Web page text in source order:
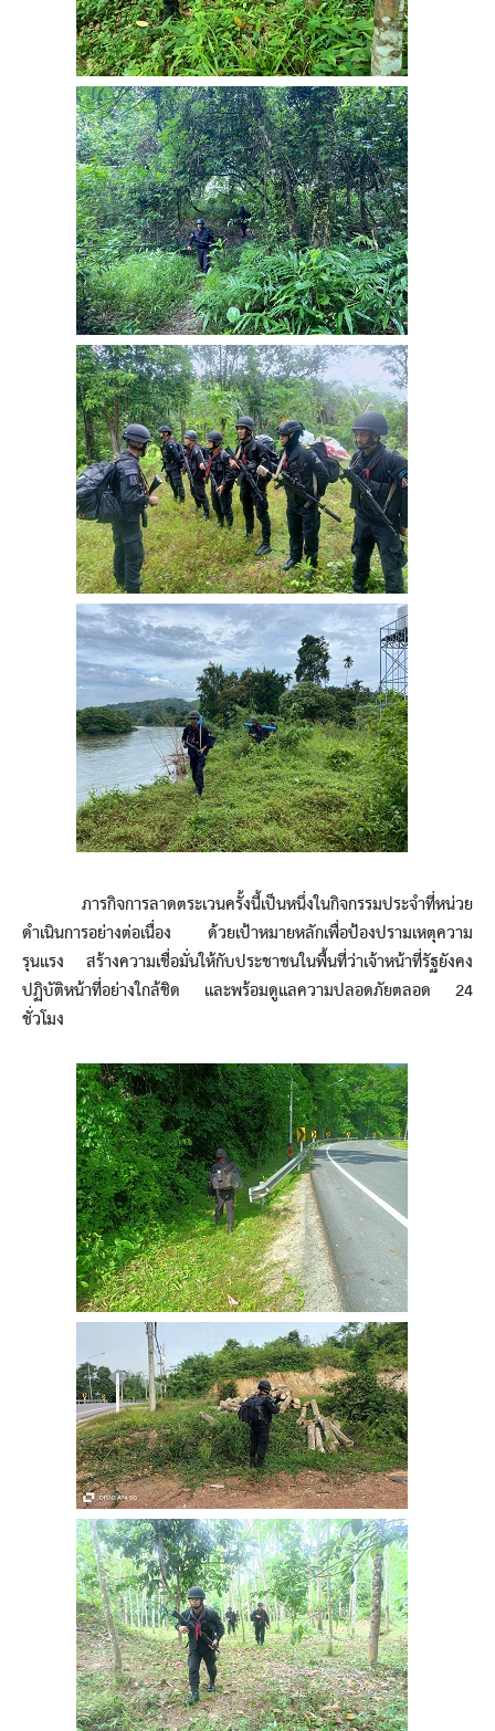
ภารกิจการลาดตระเวนครั้งนี้เป็นหนึ่งในกิจกรรมประจำที่หน่วย
ดำเนินการอย่างต่อเนื่อง ด้วยเป้าหมายหลักเพื่อป้องปรามเหตุความ
รุนแรง สร้างความเชื่อมั่นให้กับประชาชนในพื้นที่ว่าเจ้าหน้าที่รัฐยังคง
ปฏิบัติหน้าที่อย่างใกล้ชิด และพร้อมดูแลความปลอดภัยตลอด 24
ชั่วโมง